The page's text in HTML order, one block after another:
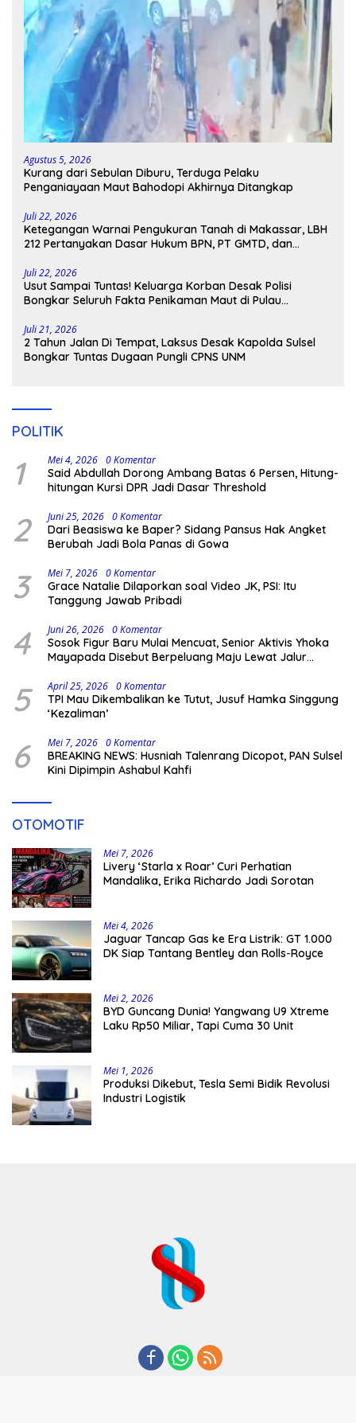
Agustus 5, 2026
Kurang dari Sebulan Diburu, Terduga Pelaku
Penganiayaan Maut Bahodopi Akhirnya Ditangkap
Juli 22, 2026
Ketegangan Warnai Pengukuran Tanah di Makassar, LBH
212 Pertanyakan Dasar Hukum BPN, PT GMTD, dan
Juli 22, 2026
Usut Sampai Tuntas! Keluarga Korban Desak Polisi
Bongkar Seluruh Fakta Penikaman Maut di Pulau
Juli 21, 2026
2 Tahun Jalan Di Tempat, Laksus Desak Kapolda Sulsel
Bongkar Tuntas Dugaan Pungli CPNS UNM
POLITIK
1 Mei 4, 2026 0 Komentar
Said Abdullah Dorong Ambang Batas 6 Persen, Hitung-
hitungan Kursi DPR Jadi Dasar Threshold
2 Juni 25, 2026 0 Komentar
Dari Beasiswa ke Baper? Sidang Pansus Hak Angket
Berubah Jadi Bola Panas di Gowa
3 Mei 7, 2026 0 Komentar
Grace Natalie Dilaporkan soal Video JK, PSI: Itu
Tanggung Jawab Pribadi
4 Juni 26, 2026 0 Komentar
Sosok Figur Baru Mulai Mencuat, Senior Aktivis Yhoka
Mayapada Disebut Berpeluang Maju Lewat Jalur
5 April 25, 2026 0 Komentar
TPI Mau Dikembalikan ke Tutut, Jusuf Hamka Singgung
‘Kezaliman’
6 Mei 7, 2026 0 Komentar
BREAKING NEWS: Husniah Talenrang Dicopot, PAN Sulsel
Kini Dipimpin Ashabul Kahfi
OTOMOTIF
Mei 7, 2026
Livery ‘Starla x Roar’ Curi Perhatian
Mandalika, Erika Richardo Jadi Sorotan
Mei 4, 2026
Jaguar Tancap Gas ke Era Listrik: GT 1.000
DK Siap Tantang Bentley dan Rolls-Royce
Mei 2, 2026
BYD Guncang Dunia! Yangwang U9 Xtreme
Laku Rp50 Miliar, Tapi Cuma 30 Unit
Mei 1, 2026
Produksi Dikebut, Tesla Semi Bidik Revolusi
Industri Logistik